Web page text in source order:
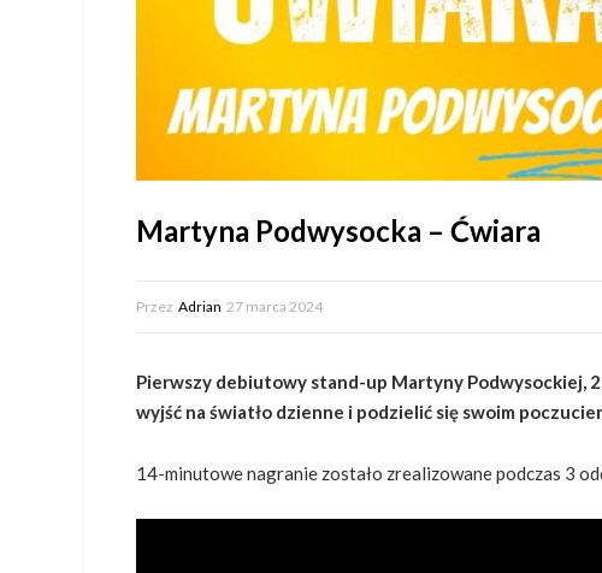
Martyna Podwysocka – Ćwiara
Przez Adrian 27 marca 2024
Pierwszy debiutowy stand-up Martyny Podwysockiej,
wyjść na światło dzienne i podzielić się swoim
14-minutowe nagranie zostało zrealizowane podczas 3